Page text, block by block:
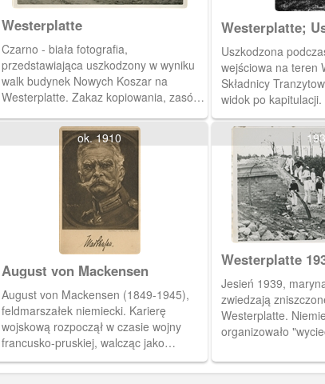
Westerplatte
Czarno - biała fotografia,
przedstawiająca uszkodzony w wyniku
walk budynek Nowych Koszar na
Westerplatte. Zakaz kopiowania, zasób
Światowej w Gdańsku, sygnatura:
Westerplatte;
podczas walk
na teren
Tranzytowej na
Uszkodzona
wejściowa na teren
Składnicy
widok po
planie otwarte do
bramy z
uszkodzonymi
górnej owalnej
napi
TRANZYTOWA / NA
bokiem żołnierz
funkcjonariusz
czapka oficerską na
stos desek i
(prawdopodobnie
tle wysokie drzewa.
zasób dostępny w
sygnatura: GK-5-1-
ok. 1910
August von Mackensen
August von Mackensen (1849-1945),
feldmarszałek niemiecki. Karierę
wojskową rozpoczął w czasie wojny
francusko-pruskiej, walcząc jako
ochotnik w 2. Puku Huzarów. Od 1901
trwale związany z Gdańskiem. Dowodził
Westerplatte
Jesień 1939,
zwiedzają
Westerplatte.
organizowało
celu wzmocnienia